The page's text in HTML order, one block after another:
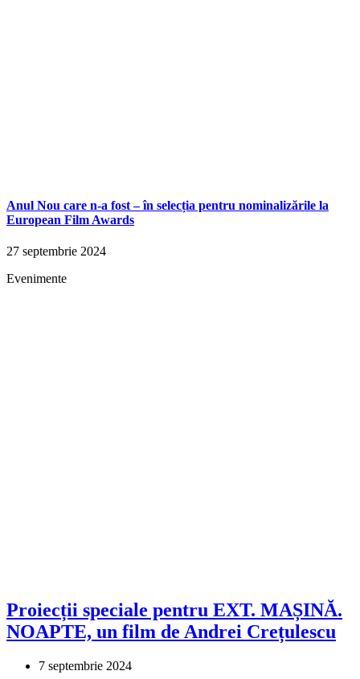
Anul Nou care n-a fost – în selecția pentru nominalizările la
European Film Awards
27 septembrie 2024
Evenimente
Proiecții speciale pentru EXT. MAȘINĂ.
NOAPTE, un film de Andrei Crețulescu
7 septembrie 2024